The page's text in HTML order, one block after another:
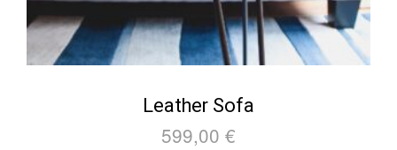
Leather Sofa
599,00 €